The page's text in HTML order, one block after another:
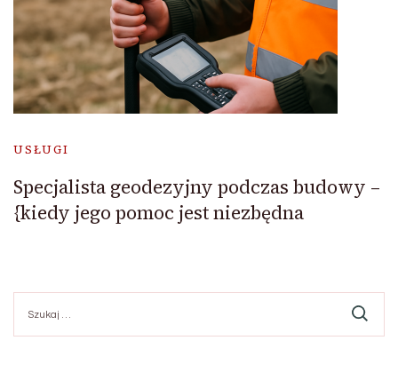
USŁUGI
Specjalista geodezyjny podczas budowy –
{kiedy jego pomoc jest niezbędna